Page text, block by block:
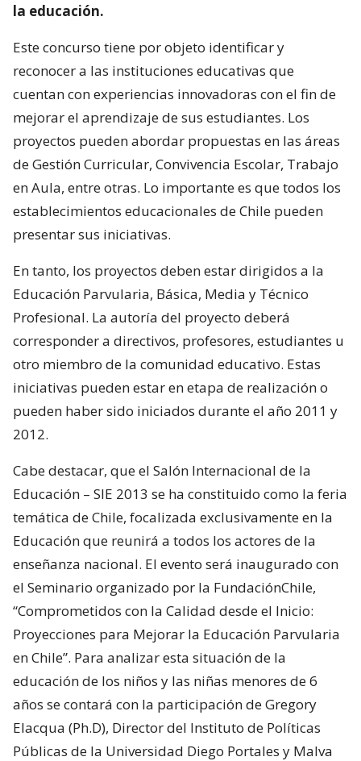
la educación.
Este concurso tiene por objeto identificar y
reconocer a las instituciones educativas que
cuentan con experiencias innovadoras con el fin de
mejorar el aprendizaje de sus estudiantes. Los
proyectos pueden abordar propuestas en las áreas
de Gestión Curricular, Convivencia Escolar, Trabajo
en Aula, entre otras. Lo importante es que todos los
establecimientos educacionales de Chile pueden
presentar sus iniciativas.
En tanto, los proyectos deben estar dirigidos a la
Educación Parvularia, Básica, Media y Técnico
Profesional. La autoría del proyecto deberá
corresponder a directivos, profesores, estudiantes u
otro miembro de la comunidad educativo. Estas
iniciativas pueden estar en etapa de realización o
pueden haber sido iniciados durante el año 2011 y
2012.
Cabe destacar, que el Salón Internacional de la
Educación – SIE 2013 se ha constituido como la feria
temática de Chile, focalizada exclusivamente en la
Educación que reunirá a todos los actores de la
enseñanza nacional. El evento será inaugurado con
el Seminario organizado por la FundaciónChile,
“Comprometidos con la Calidad desde el Inicio:
Proyecciones para Mejorar la Educación Parvularia
en Chile”. Para analizar esta situación de la
educación de los niños y las niñas menores de 6
años se contará con la participación de Gregory
Elacqua (Ph.D), Director del Instituto de Políticas
Públicas de la Universidad Diego Portales y Malva